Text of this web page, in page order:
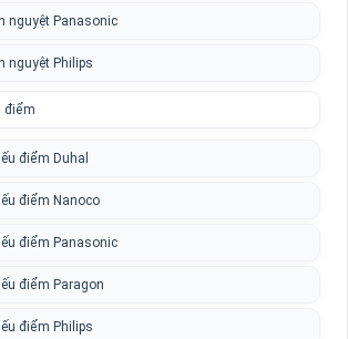
nguyệt Panasonic
nguyệt Philips
điểm
điểm Duhal
điểm Nanoco
điểm Panasonic
điểm Paragon
điểm Philips